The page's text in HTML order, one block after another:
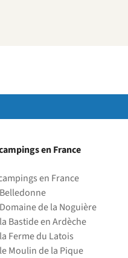
en France
en France
Domaine de la Noguière
Bastide en Ardèche
Ferme du Latois
Moulin de la Pique